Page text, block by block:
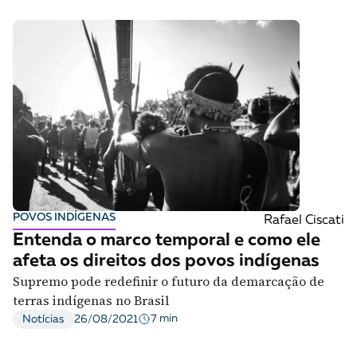
POVOS INDÍGENAS Rafael Ciscati
Entenda o marco temporal e como ele
afeta os direitos dos povos indígenas
Supremo pode redefinir o futuro da demarcação de
terras indígenas no Brasil
Notícias 26/08/2021 7 min